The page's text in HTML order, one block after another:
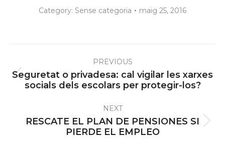
Category: Sense categoria maig 25, 2016
navigationPREVIOUS
Previous
post:
Seguretat o privadesa: cal vigilar les xarxes
socials dels escolars per protegir-los?
NEXT
Next
post:
RESCATE EL PLAN DE PENSIONES SI
PIERDE EL EMPLEO